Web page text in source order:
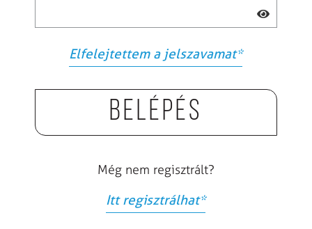
Elfelejtettem a jelszavamat*
Belépés
Még nem regisztrált?
Itt regisztrálhat*